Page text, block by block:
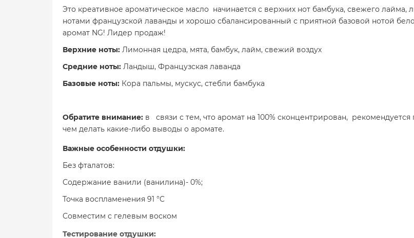
Это креативное ароматическое масло начинается с верхних нот бамбука, свежего
нотами французской лаванды и хорошо сбалансированный с приятной базовой нотой
аромат NG! Лидер продаж!
Верхние ноты: Лимонная цедра, мята, бамбук, лайм, свежий воздух
Средние ноты: Ландыш, Французская лаванда
Базовые ноты: Кора пальмы, мускус, стебли бамбука
Обратите внимание: в связи с тем, что аромат на 100% сконцентрирован,
чем делать какие-либо выводы о аромате.
Важные особенности отдушки:
Без фталатов:
Содержание ванили (ванилина)- 0%;
Точка воспламенения 91 °C
Совместим с гелевым воском
Тестирование отдушки: